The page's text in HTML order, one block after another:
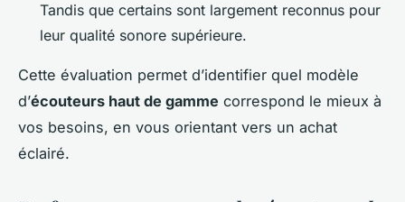
Tandis que certains sont largement reconnus pour
leur qualité sonore supérieure.
Cette évaluation permet d’identifier quel modèle
d’écouteurs haut de gamme correspond le mieux à
vos besoins, en vous orientant vers un achat
éclairé.